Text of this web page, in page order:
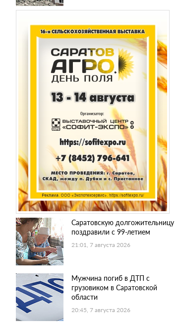
Саратовскую долгожительницу
поздравили с 99-летием
21:01, 7 августа 2026
Мужчина погиб в ДТП с
грузовиком в Саратовской
области
20:45, 7 августа 2026